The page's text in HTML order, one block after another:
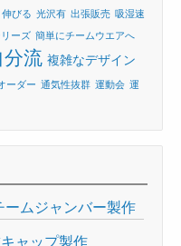
伸びる 光沢有 出張販売 吸湿速
ーズ 簡単にチームウエアへ
分流 複雑なデザイン
ーダー 通気性抜群 運動会 運
ムジャンバー製作
ャップ製作